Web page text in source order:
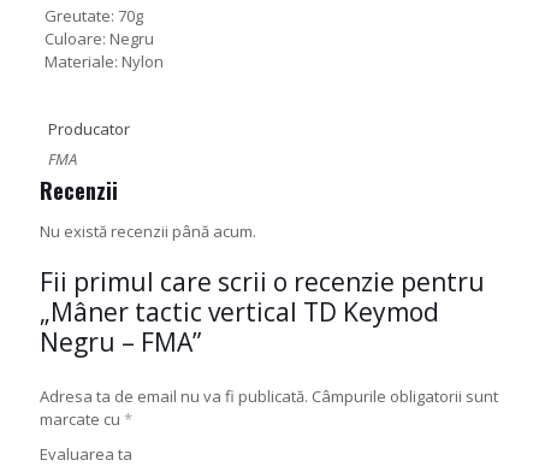
Greutate: 70g
Culoare: Negru
Materiale: Nylon
Producator
FMA
Recenzii
Nu există recenzii până acum.
Fii primul care scrii o recenzie pentru
„Mâner tactic vertical TD Keymod
Negru – FMA”
Adresa ta de email nu va fi publicată. Câmpurile obligatorii sunt
marcate cu *
Evaluarea ta